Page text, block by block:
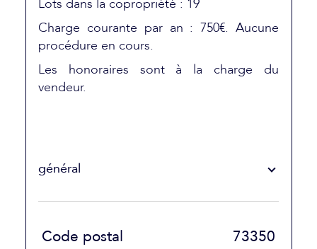
Lots dans la copropriété : 19
Charge courante par an : 750€. Aucune
procédure en cours.
Les honoraires sont à la charge du
vendeur.
général
TRAD_SIROCCO_Caracteristique Valeurs
Code postal 73350